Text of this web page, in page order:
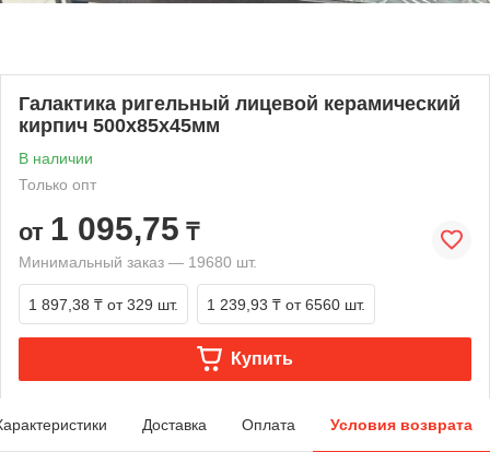
Галактика ригельный лицевой керамический
кирпич 500х85х45мм
В наличии
Только опт
от 1 095,75 ₸
Минимальный заказ — 19680 шт.
1 897,38 ₸ от 329 шт. 1 239,93 ₸ от 6560 шт.
Купить
Доставка Оплата Условия возврата